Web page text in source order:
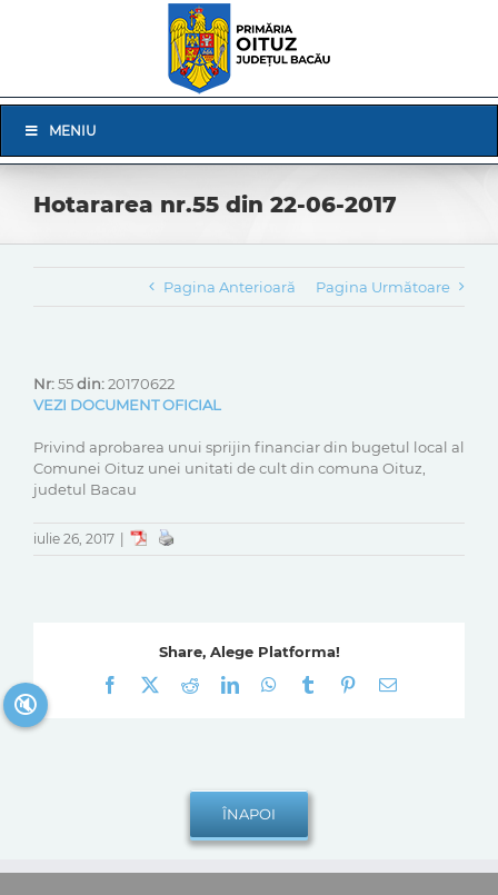
Navigation
MENIU
Hotararea nr.55 din 22-06-2017
Pagina Anterioară Pagina Următoare
Nr:55din:20170622
VEZI DOCUMENT OFICIAL
Privind aprobarea unui sprijin financiar din bugetul local al
Comunei Oituz unei unitati de cult din comuna Oituz,
judetul Bacau
iulie 26, 2017
Share, Alege Platforma!
Facebook
RedditLinkedInWhatsApp
Tumblr Pinterest
E-
🔇